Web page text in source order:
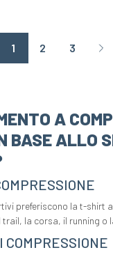
1 2 3
A
BASE ALLO
preferiscono la t-shirt
la corsa, il running o